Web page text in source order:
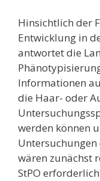
Hinsichtlich der
Entwicklung in
antwortet die
Informationen
die Haar- oder
werden können
wären zunächst
StPO